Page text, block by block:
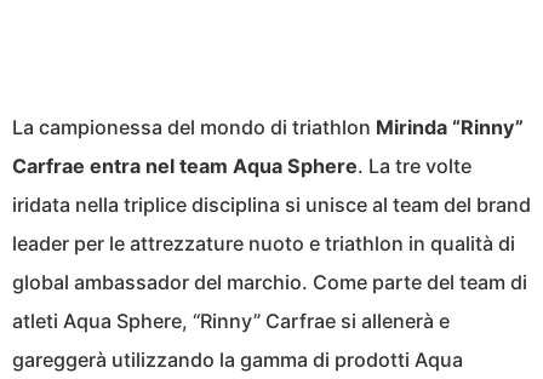
La campionessa del mondo di triathlon Mirinda “Rinny”
Carfrae entra nel team Aqua Sphere. La tre volte
iridata nella triplice disciplina si unisce al team del brand
leader per le attrezzature nuoto e triathlon in qualità di
global ambassador del marchio. Come parte del team di
atleti Aqua Sphere, “Rinny” Carfrae si allenerà e
gareggerà utilizzando la gamma di prodotti Aqua